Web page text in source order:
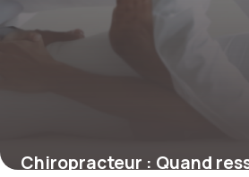
Chiropracteur : Quand